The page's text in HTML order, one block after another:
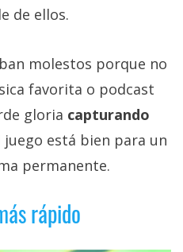
de ellos.
molestos porque no
favorita o podcast
gloria capturando
juego está bien para un
permanente.
rápido